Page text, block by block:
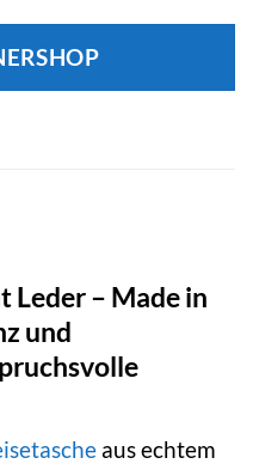
Leder – Made in
und
aus echtem